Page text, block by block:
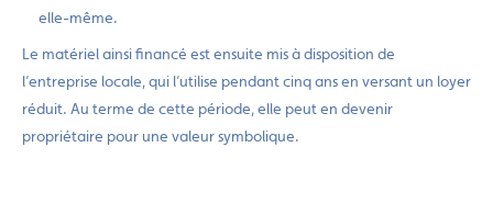
elle-même.
Le matériel ainsi financé est ensuite mis à disposition de
l’entreprise locale, qui l’utilise pendant cinq ans en versant un loyer
réduit. Au terme de cette période, elle peut en devenir
propriétaire pour une valeur symbolique.